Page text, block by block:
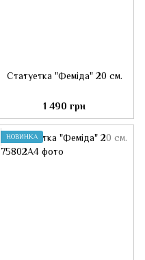
Статуетка "Феміда" 20 см.
1 490 грн
НОВИНКА